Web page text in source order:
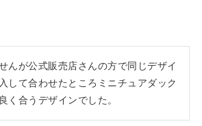
んが公式販売店さんの方で同じデザイ
して合わせたところミニチュアダック
く合うデザインでした。